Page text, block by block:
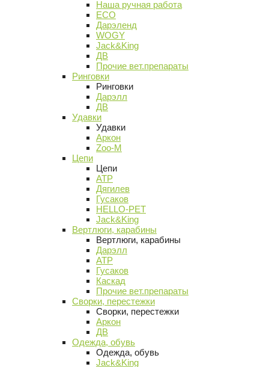
Наша ручная работа
ECO
Дарэленд
WOGY
Jack&King
ДВ
Прочие вет.препараты
Ринговки
Ринговки
Дарэлл
ДВ
Удавки
Удавки
Аркон
Zoo-M
Цепи
Цепи
АТР
Дягилев
Гусаков
HELLO-PET
Jack&King
Вертлюги, карабины
Вертлюги, карабины
Дарэлл
АТР
Гусаков
Каскад
Прочие вет.препараты
Сворки, перестежки
Сворки, перестежки
Аркон
ДВ
Одежда, обувь
Одежда, обувь
Jack&King